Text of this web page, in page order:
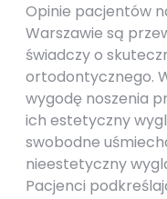
Opinie pacjentów
Warszawie są
świadczy o
ortodontycznego.
wygodę noszenia
ich estetyczny
swobodne
nieestetyczny
Pacjenci